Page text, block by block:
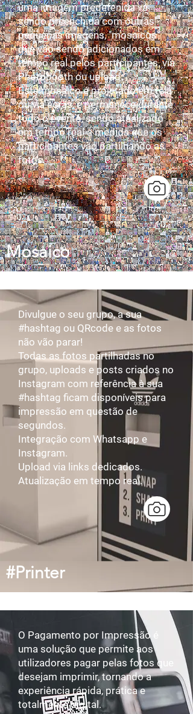
uma imagem predefenida vá
sendo preenchida com outras
pequenas imagens, "mosaicos"
que vão sendo adicionados em
tempo real pelos participantes, via
Photobooth ou upload.​
Este mosaico é projetado em tela
ou via ecrãs, e permanece durante
todo o evento, sendo atualizado
em tempo real à medida que os
participantes vão partilhando as
fotos.
Mosaico
Divulgue o seu grupo, a sua
#hashtag ou QRcode e as fotos
não vão parar!
Todas as fotos partilhadas no
grupo, uploads e posts criados no
Instagram com referência à sua
#hashtag ficam disponíveis para
impressão em questão de
segundos.
Integração com Whatsapp e
Instagram.
Upload via links dedicados.
Atualização em tempo real.
#Printer
O Pagamento por Impressão é
uma solução que permite aos
utilizadores pagar pelas fotos que
desejam imprimir, tornando a
experiência rápida, prática e
totalmente digital.